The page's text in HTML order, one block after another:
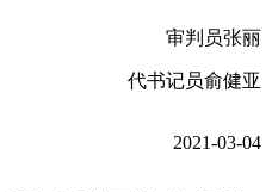
审判员张丽
代书记员俞健亚
2021-03-04